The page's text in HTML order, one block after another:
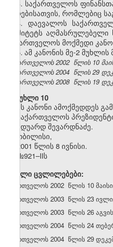
3. საქართველოს
პირებისათვის, რომლებიც
4. დაევალოს
კომიტეტს
საქართველოს მოქმედი
5. ამ კანონის მე-2
საქართველოს 2002 წლის 10
საქართველოს 2004 წლის 29
საქართველოს 2008 წლის 19
მუხლი 10
ეს კანონი ამოქმედდეს
საქართველოს
ედუარდ შევარდნაძე.
თბილისი,
2001 წლის 8 ივნისი.
№921–IIს
ცვლილებები:
საქართველოს 2002 წლის 10 მაისი
საქართველოს 2003 წლის 23
საქართველოს 2003 წლის 26
საქართველოს 2004 წლის 24
საქართველოს 2004 წლის 29